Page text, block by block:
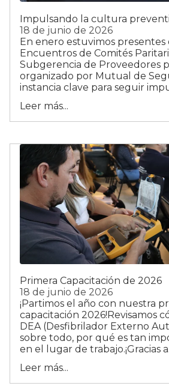
Impulsando la cultura
18 de junio de 2026
En enero estuvimos presentes
Encuentros de Comités
Subgerencia de Proveedores
organizado por Mutual de
instancia clave para seguir
Leer más...
Primera Capacitación de 2026
18 de junio de 2026
¡Partimos el año con nuestra
capacitación 2026!Revisamos
DEA (Desfibrilador Externo
sobre todo, por qué es tan
en el lugar de trabajo.¡Gracias
Leer más...